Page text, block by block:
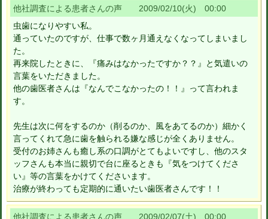
他社調査による患者さんの声 2009/02/10(火) 00:00
虫歯になりやすい私。
通っていたのですが、仕事で数ヶ月通えなくなってしまいまし
た。
再来院したときに、『痛みはなかったですか？？』と気遣いの
言葉をいただきました。
他の歯医者さんは『なんでこなかったの！！』って言われま
す。
先生は次に何をするのか（削るのか、風をあてるのか）細かく
言ってくれて急に歯を触られる嫌な感じが全くありません。
受付のお姉さんも癒し系の口調がとてもよいですし、他のスタ
ッフさんも本当に親切で台に座るときも『気をつけてくださ
い』等の言葉をかけてくださいます。
治療が終わっても定期的に通いたい歯医者さんです！！
他社調査による患者さんの声 2009/02/07(土) 00:00